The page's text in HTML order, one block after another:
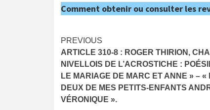
Comment obtenir ou consulter les
Post
navigation
PREVIOUS
ARTICLE 310-8 : ROGER THIRION,
NIVELLOIS DE L’ACROSTICHE :
LE MARIAGE DE MARC ET ANNE » – «
DEUX DE MES PETITS-ENFANTS
VÉRONIQUE ».